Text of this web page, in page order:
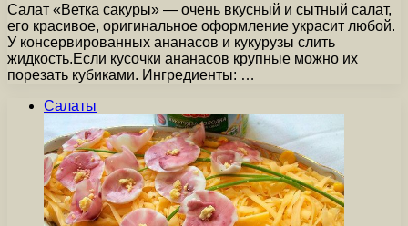
Салат «Ветка сакуры» — очень вкусный и сытный салат,
его красивое, оригинальное оформление украсит любой.
У консервированных ананасов и кукурузы слить
жидкость.Если кусочки ананасов крупные можно их
порезать кубиками. Ингредиенты: …
Салаты